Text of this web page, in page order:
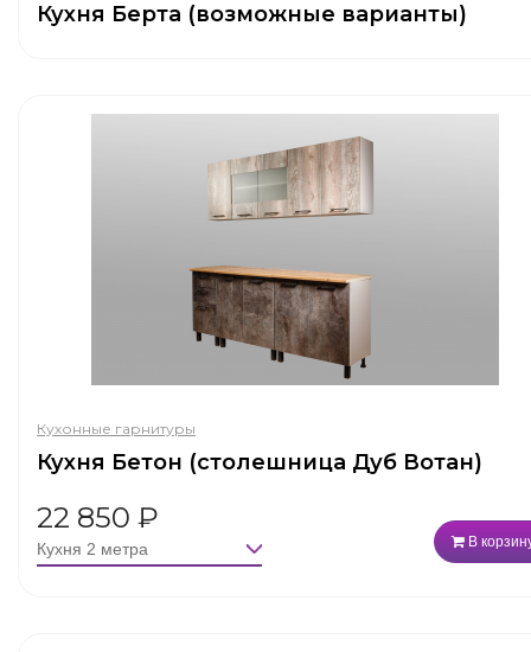
Кухня Берта (возможные варианты)
Кухонные гарнитуры
Кухня Бетон (столешница Дуб Вотан)
22 850 ₽
В